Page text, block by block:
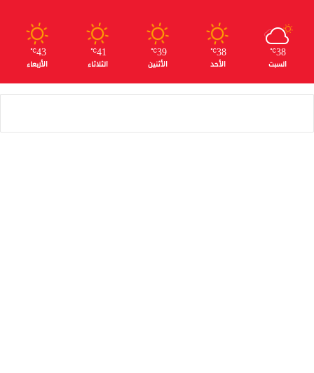
38
℃
السبت
38
℃
الأحد
39
℃
الأثنين
41
℃
الثلاثاء
43
℃
الأربعاء